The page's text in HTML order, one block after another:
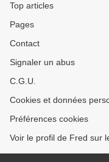
Top articles
Pages
Contact
Signaler un abus
C.G.U.
Cookies et données
Préférences cookies
Voir le profil de Fred sur